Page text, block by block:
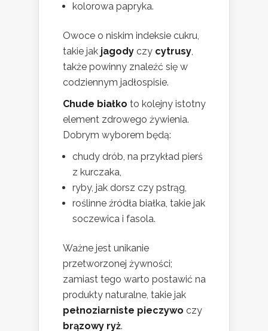
kolorowa papryka.
Owoce o niskim indeksie cukru,
takie jak jagody czy cytrusy,
także powinny znaleźć się w
codziennym jadłospisie.
Chude białko to kolejny istotny
element zdrowego żywienia.
Dobrym wyborem będą:
chudy drób, na przykład pierś
z kurczaka,
ryby, jak dorsz czy pstrąg,
roślinne źródła białka, takie jak
soczewica i fasola.
Ważne jest unikanie
przetworzonej żywności;
zamiast tego warto postawić na
produkty naturalne, takie jak
pełnoziarniste pieczywo czy
brązowy ryż.